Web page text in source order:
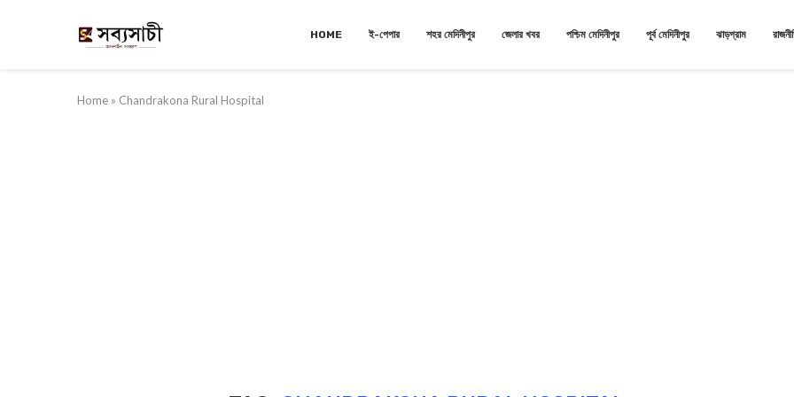
HOME ই-পেপার শহর মেদিনীপুর জেলার খবর পশ্চিম মেদিনীপুর পূর্ব মেদিনীপুর ঝাড়গ্রাম
Home » Chandrakona Rural Hospital